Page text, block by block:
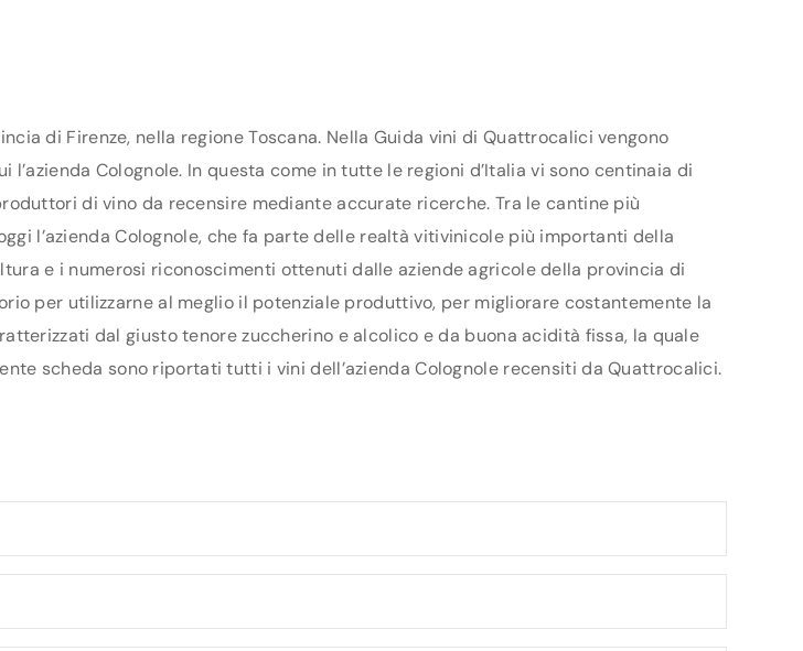
di Firenze, nella regione Toscana. Nella Guida vini di Quattrocalici vengono
Colognole. In questa come in tutte le regioni d’Italia vi sono centinaia di
di vino da recensire mediante accurate ricerche. Tra le cantine più
l’azienda Colognole, che fa parte delle realtà vitivinicole più importanti della
e i numerosi riconoscimenti ottenuti dalle aziende agricole della provincia di
per utilizzarne al meglio il potenziale produttivo, per migliorare costantemente la
dal giusto tenore zuccherino e alcolico e da buona acidità fissa, la quale
scheda sono riportati tutti i vini dell’azienda Colognole recensiti da Quattrocalici.